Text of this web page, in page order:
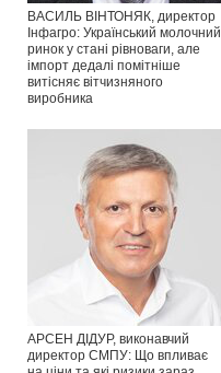
ВАСИЛЬ ВІНТОНЯК, директор
Інфагро: Український молочний
ринок у стані рівноваги, але
імпорт дедалі помітніше
витісняє вітчизняного
виробника
АРСЕН ДІДУР, виконавчий
директор СМПУ: Що впливає